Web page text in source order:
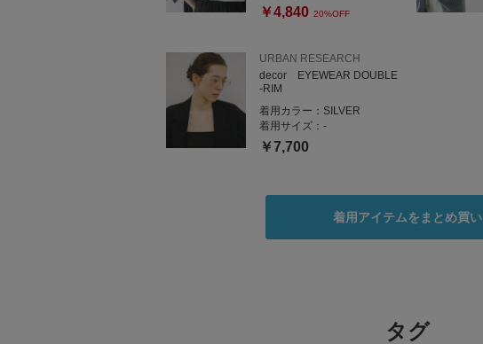
￥4,840 20%OFF
URBAN RESEARCH
decor EYEWEAR DOUBLE
-RIM
着用カラー： SILVER
着用サイズ： -
￥7,700
着用アイテムをまとめ買い
タグ